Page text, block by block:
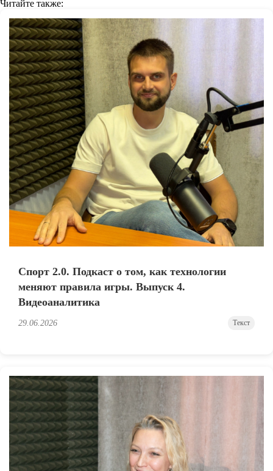
Читайте также:
Спорт 2.0. Подкаст о том, как технологии
меняют правила игры. Выпуск 4.
Видеоаналитика
29.06.2026 Текст